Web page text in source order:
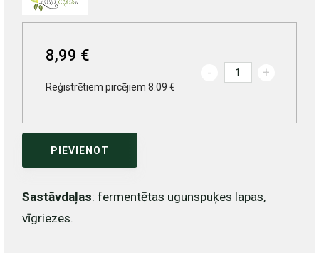
8,99 €
Reģistrētiem pircējiem 8.09 €
- +
PIEVIENOT
Sastāvdaļas: fermentētas ugunspuķes lapas,
vīgriezes.